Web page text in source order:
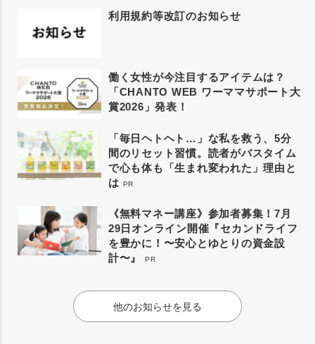
利用規約等改訂のお知らせ
働く女性が今注目するアイテムは？
「CHANTO WEB ワーママサポート大
賞2026」発表！
「毎日ヘトヘト…」な私を救う、5分
間のリセット習慣。読者がバスタイム
で心も体も「生まれ変われた」理由と
は PR
《無料マネー講座》参加者募集！7月
29日オンライン開催『セカンドライフ
を豊かに！〜安心とゆとりの資金設
計〜』
PR
他のお知らせを見る